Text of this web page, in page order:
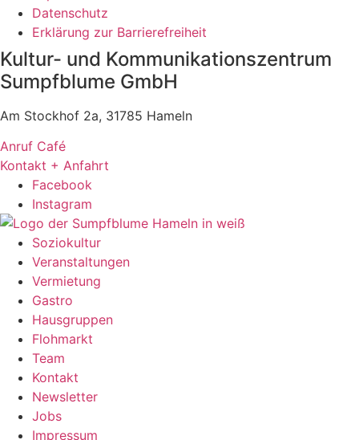
Datenschutz
Erklärung zur Barrierefreiheit
Kultur- und Kommunikationszentrum
Sumpfblume GmbH
Am Stockhof 2a, 31785 Hameln
Anruf Café
Kontakt + Anfahrt
Facebook
Instagram
Soziokultur
Veranstaltungen
Vermietung
Gastro
Hausgruppen
Flohmarkt
Team
Kontakt
Newsletter
Jobs
Impressum